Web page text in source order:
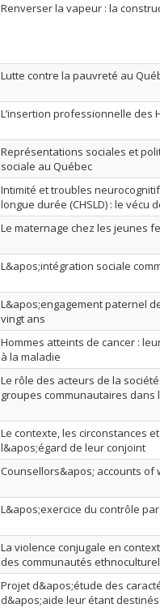
Renverser la vapeur : la
Lutte contre la pauvreté au
L’insertion professionnelle des
Représentations sociales et
sociale au Québec
Intimité et troubles
longue durée (CHSLD) : le vécu
Le maternage chez les jeunes
L&apos;intégration sociale
L&apos;engagement paternel
vingt ans
Hommes atteints de cancer :
à la maladie
Le rôle des acteurs de la
groupes communautaires dans
Le contexte, les circonstances
l&apos;égard de leur conjoint
Counsellors&apos; accounts of
L&apos;exercice du contrôle
La violence conjugale en
des communautés
Projet d&apos;étude des
d&apos;aide leur étant destinés